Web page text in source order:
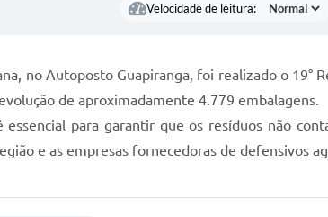
Velocidade de leitura:
no Autoposto Guapiranga, foi realizado o 19°
de aproximadamente 4.779 embalagens.
essencial para garantir que os resíduos não
e as empresas fornecedoras de defensivos